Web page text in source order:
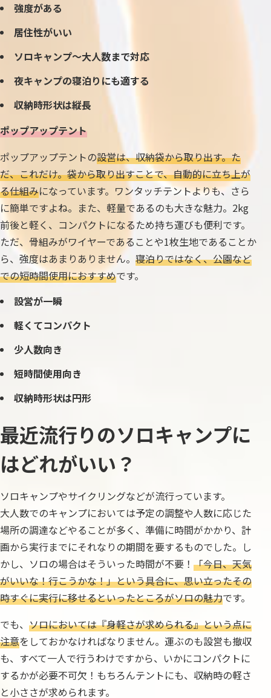
強度がある
居住性がいい
ソロキャンプ～大人数まで対応
夜キャンプの寝泊りにも適する
収納時形状は縦長
ポップアップテント
ポップアップテントの設営は、収納袋から取り出す。た
だ、これだけ。袋から取り出すことで、自動的に立ち上が
る仕組みになっています。ワンタッチテントよりも、さら
に簡単ですよね。また、軽量であるのも大きな魅力。2kg
前後と軽く、コンパクトになるため持ち運びも便利です。
ただ、骨組みがワイヤーであることや1枚生地であることか
ら、強度はあまりありません。 寝泊りではなく、公園など
での短時間使用におすすめです。
設営が一瞬
軽くてコンパクト
少人数向き
短時間使用向き
収納時形状は円形
最近流行りのソロキャンプに
はどれがいい？
ソロキャンプやサイクリングなどが流行っています。
大人数でのキャンプにおいては予定の調整や人数に応じた
場所の調達などやることが多く、準備に時間がかかり、計
画から実行までにそれなりの期間を要するものでした。し
かし、ソロの場合はそういった時間が不要！ 「今日、天気
がいいな！行こうかな！」という具合に、思い立ったその
時すぐに実行に移せるといったところがソロの魅力です。
でも、 ソロにおいては『身軽さが求められる』という点に
注意をしておかなければなりません。運ぶのも設営も撤収
も、すべて一人で行うわけですから、いかにコンパクトに
するかが必要不可欠！もちろんテントにも、収納時の軽さ
と小ささが求められます。